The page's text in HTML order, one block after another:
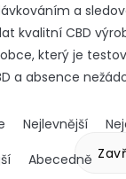
a
kvalitní CBD
který je
a absence
Nejlevnější
Abecedně